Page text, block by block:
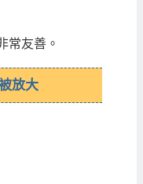
常友善。
放大